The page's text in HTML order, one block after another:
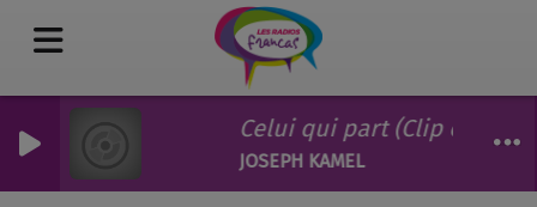
Celui qui part (Clip officiel)
JOSEPH KAMEL